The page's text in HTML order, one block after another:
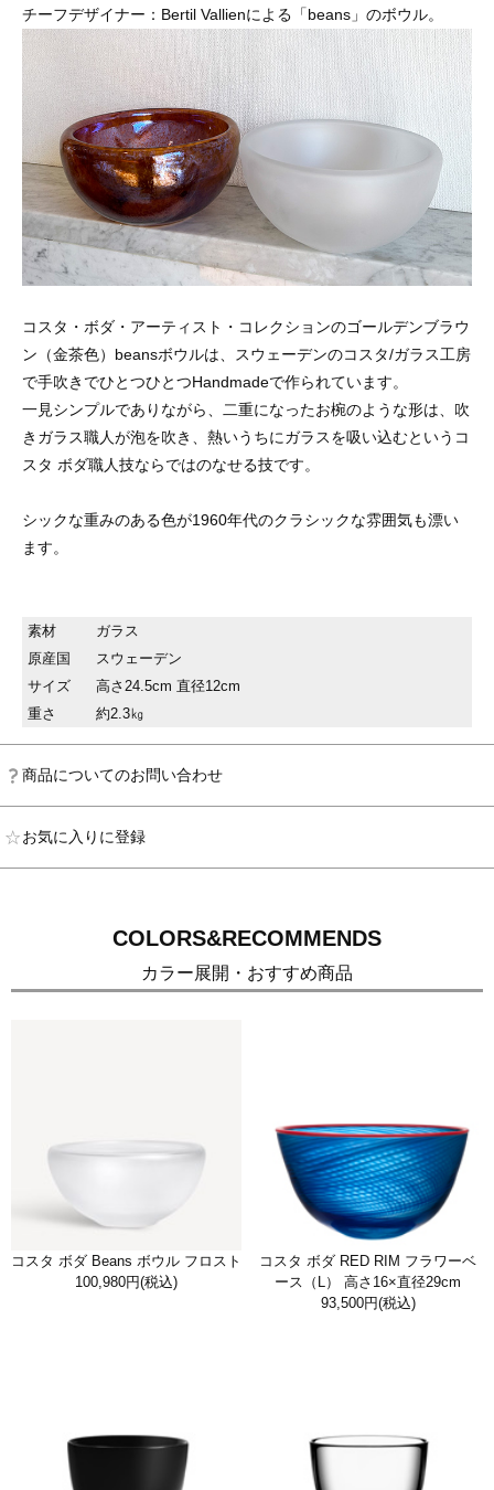
チーフデザイナー：Bertil Vallienによる「beans」のボウル。
コスタ・ボダ・アーティスト・コレクションのゴールデンブラウ
ン（金茶色）beansボウルは、スウェーデンのコスタ/ガラス工房
で手吹きでひとつひとつHandmadeで作られています。
一見シンプルでありながら、二重になったお椀のような形は、吹
きガラス職人が泡を吹き、熱いうちにガラスを吸い込むというコ
スタ ボダ職人技ならではのなせる技です。
シックな重みのある色が1960年代のクラシックな雰囲気も漂い
ます。
素材
ガラス
原産国
スウェーデン
サイズ
高さ24.5cm 直径12cm
重さ
約2.3㎏
商品についてのお問い合わせ
お気に入りに登録
COLORS&RECOMMENDS
カラー展開・おすすめ商品
コスタ ボダ Beans ボウル フロスト
100,980円(税込)
コスタ ボダ RED RIM フラワーベ
ース（L） 高さ16×直径29cm
93,500円(税込)